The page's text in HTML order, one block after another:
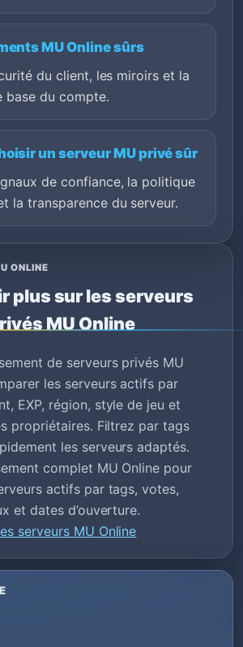
MU Online sûrs
du client, les miroirs et la
base du compte.
un serveur MU privé sûr
de confiance, la politique
la transparence du serveur.
ONLINE
plus sur les serveurs
MU Online
de serveurs privés MU
les serveurs actifs par
EXP, région, style de jeu et
propriétaires. Filtrez par tags
les serveurs adaptés.
complet MU Online pour
actifs par tags, votes,
et dates d’ouverture.
serveurs MU Online